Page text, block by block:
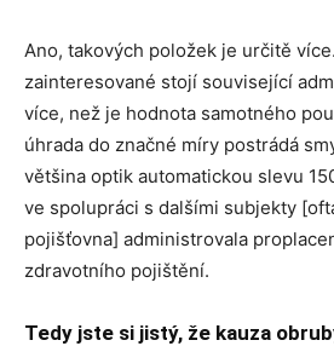
Ano, takových položek je určitě
zainteresované stojí související
více, než je hodnota samotného
úhrada do značné míry postrádá
většina optik automatickou slevu
ve spolupráci s dalšími subjekty
pojišťovna] administrovala
zdravotního pojištění.
Tedy jste si jistý, že kauza